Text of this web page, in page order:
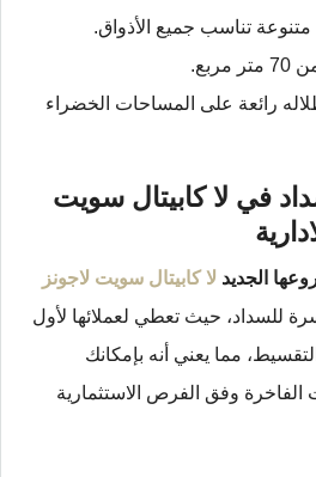
تناسب جميع الأذواق.
رائعة على المساحات الخضراء
في لا كابيتال سويت
الجديد لا كابيتال سويت لاجونز
للسداد، حيث تعطي لعملائها لأول
مما يعني أنه بإمكانك
الفاخرة وفق الفرص الاستثمارية